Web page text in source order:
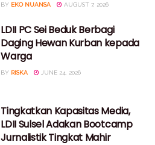
BY EKO NUANSA AUGUST 7, 2026
LDII PC Sei Beduk Berbagi
Daging Hewan Kurban kepada
Warga
BY RISKA JUNE 24, 2026
Tingkatkan Kapasitas Media,
LDII Sulsel Adakan Bootcamp
Jurnalistik Tingkat Mahir